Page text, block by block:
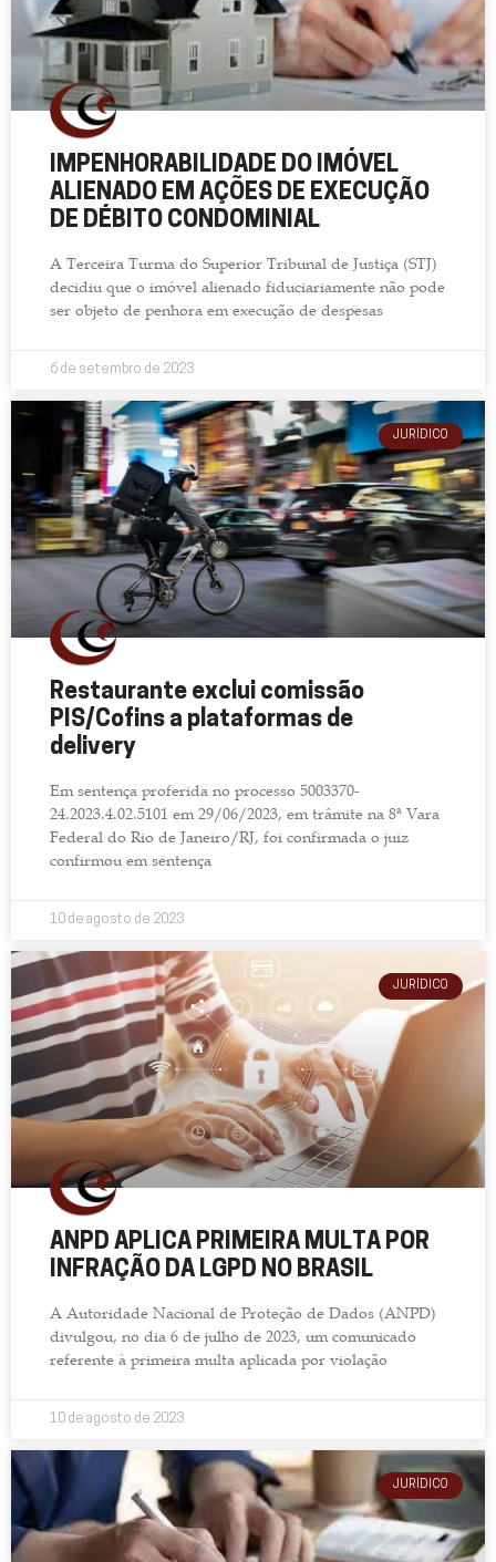
IMPENHORABILIDADE DO IMÓVEL
ALIENADO EM AÇÕES DE EXECUÇÃO
DE DÉBITO CONDOMINIAL
A Terceira Turma do Superior Tribunal de Justiça (STJ)
decidiu que o imóvel alienado fiduciariamente não pode
ser objeto de penhora em execução de despesas
6 de setembro de 2023
JURÍDICO
Restaurante exclui comissão
PIS/Cofins a plataformas de
delivery
Em sentença proferida no processo 5003370-
24.2023.4.02.5101 em 29/06/2023, em trâmite na 8ª Vara
Federal do Rio de Janeiro/RJ, foi confirmada o juiz
confirmou em sentença
10 de agosto de 2023
JURÍDICO
ANPD APLICA PRIMEIRA MULTA POR
INFRAÇÃO DA LGPD NO BRASIL
A Autoridade Nacional de Proteção de Dados (ANPD)
divulgou, no dia 6 de julho de 2023, um comunicado
referente à primeira multa aplicada por violação
10 de agosto de 2023
JURÍDICO